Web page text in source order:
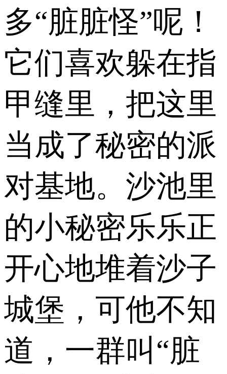
多“脏脏怪”呢！
它们喜欢躲在指
甲缝里，把这里
当成了秘密的派
对基地。沙池里
的小秘密乐乐正
开心地堆着沙子
城堡，可他不知
道，一群叫“脏